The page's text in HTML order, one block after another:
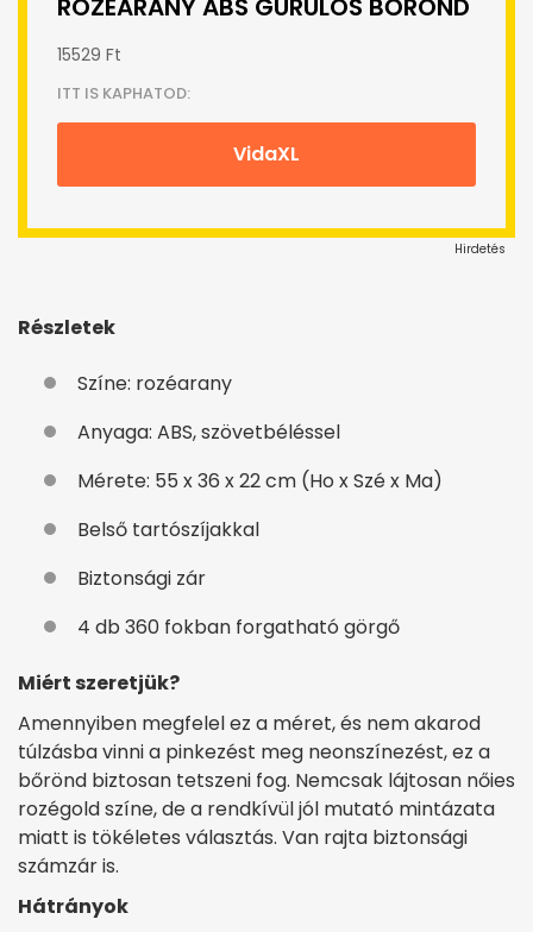
ROZÉARANY ABS GURULÓS BŐRÖND
15529 Ft
ITT IS KAPHATOD:
VidaXL
Hirdetés
Részletek
Színe: rozéarany
Anyaga: ABS, szövetbéléssel
Mérete: 55 x 36 x 22 cm (Ho x Szé x Ma)
Belső tartószíjakkal
Biztonsági zár
4 db 360 fokban forgatható görgő
Miért szeretjük?
Amennyiben megfelel ez a méret, és nem akarod
túlzásba vinni a pinkezést meg neonszínezést, ez a
bőrönd biztosan tetszeni fog. Nemcsak lájtosan nőies
rozégold színe, de a rendkívül jól mutató mintázata
miatt is tökéletes választás. Van rajta biztonsági
számzár is.
Hátrányok